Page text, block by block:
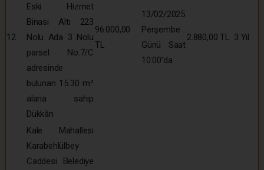
12
Eski Hizmet
Binası Altı 223
Nolu Ada 3 Nolu
parsel No:7/C
adresinde
bulunan 15.30 m²
alana sahip
Dükkân
96.000,00
TL
13/02/2025
Perşembe
Günü Saat
10:00’da
2.880,00 TL 3 Yıl
Kale Mahallesi
Karabehlülbey
Caddesi Belediye